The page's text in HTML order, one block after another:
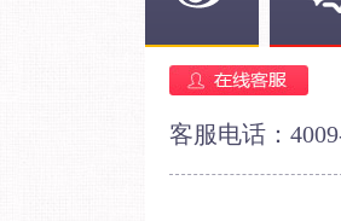
客服电话：